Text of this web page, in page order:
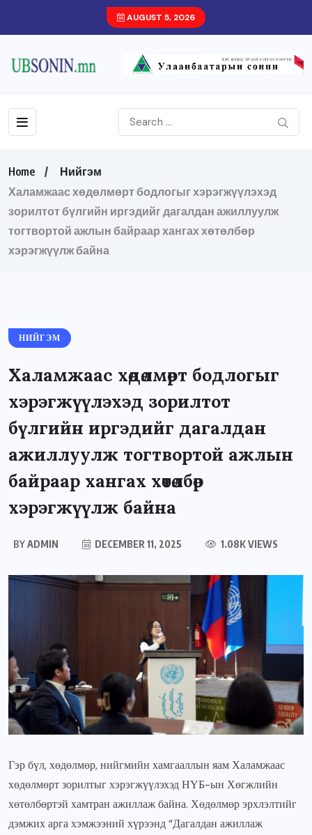
AUGUST 5, 2026
Home
Нийгэм
Халамжаас хөдөлмөрт бодлогыг хэрэгжүүлэхэд
зорилтот бүлгийн иргэдийг дагалдан ажиллуулж
тогтвортой ажлын байраар хангах хөтөлбөр
хэрэгжүүлж байна
НИЙГЭМ
Халамжаас хөдөлмөрт бодлогыг
хэрэгжүүлэхэд зорилтот
бүлгийн иргэдийг дагалдан
ажиллуулж тогтвортой ажлын
байраар хангах хөтөлбөр
хэрэгжүүлж байна
BYADMIN DECEMBER 11, 2025 1.08K VIEWS
Гэр бүл, хөдөлмөр, нийгмийн хамгааллын яам Халамжаас
хөдөлмөрт зорилтыг хэрэгжүүлэхэд НҮБ-ын Хөгжлийн
хөтөлбөртэй хамтран ажиллаж байна. Хөдөлмөр эрхлэлтийг
дэмжих арга хэмжээний хүрээнд “Дагалдан ажиллаж